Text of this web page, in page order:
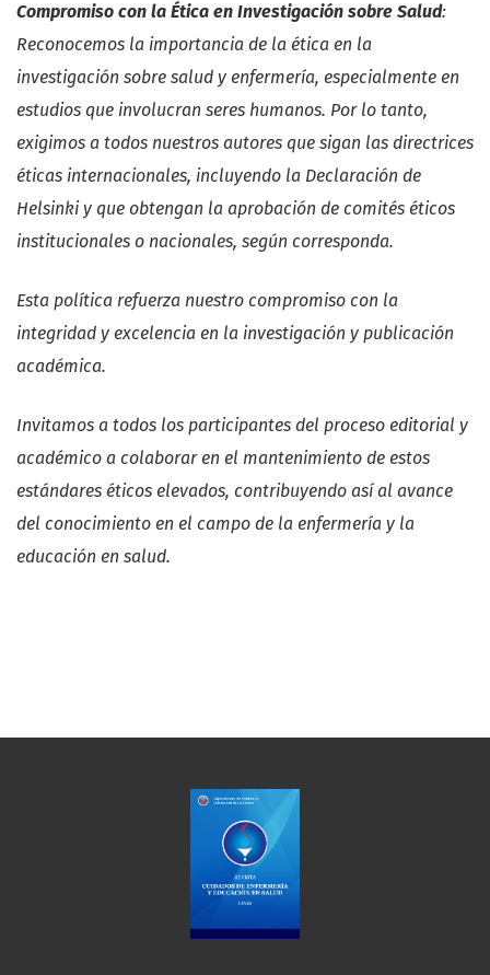
Compromiso con la Ética en Investigación sobre Salud:
Reconocemos la importancia de la ética en la
investigación sobre salud y enfermería, especialmente en
estudios que involucran seres humanos. Por lo tanto,
exigimos a todos nuestros autores que sigan las directrices
éticas internacionales, incluyendo la Declaración de
Helsinki y que obtengan la aprobación de comités éticos
institucionales o nacionales, según corresponda.
Esta política refuerza nuestro compromiso con la
integridad y excelencia en la investigación y publicación
académica.
Invitamos a todos los participantes del proceso editorial y
académico a colaborar en el mantenimiento de estos
estándares éticos elevados, contribuyendo así al avance
del conocimiento en el campo de la enfermería y la
educación en salud.